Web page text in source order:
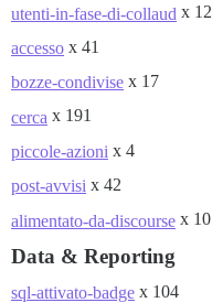
utenti-in-fase-di-collaud x 12
accesso x 41
bozze-condivise x 17
cerca x 191
piccole-azioni x 4
post-avvisi x 42
alimentato-da-discourse x 10
Data & Reporting
sql-attivato-badge x 104